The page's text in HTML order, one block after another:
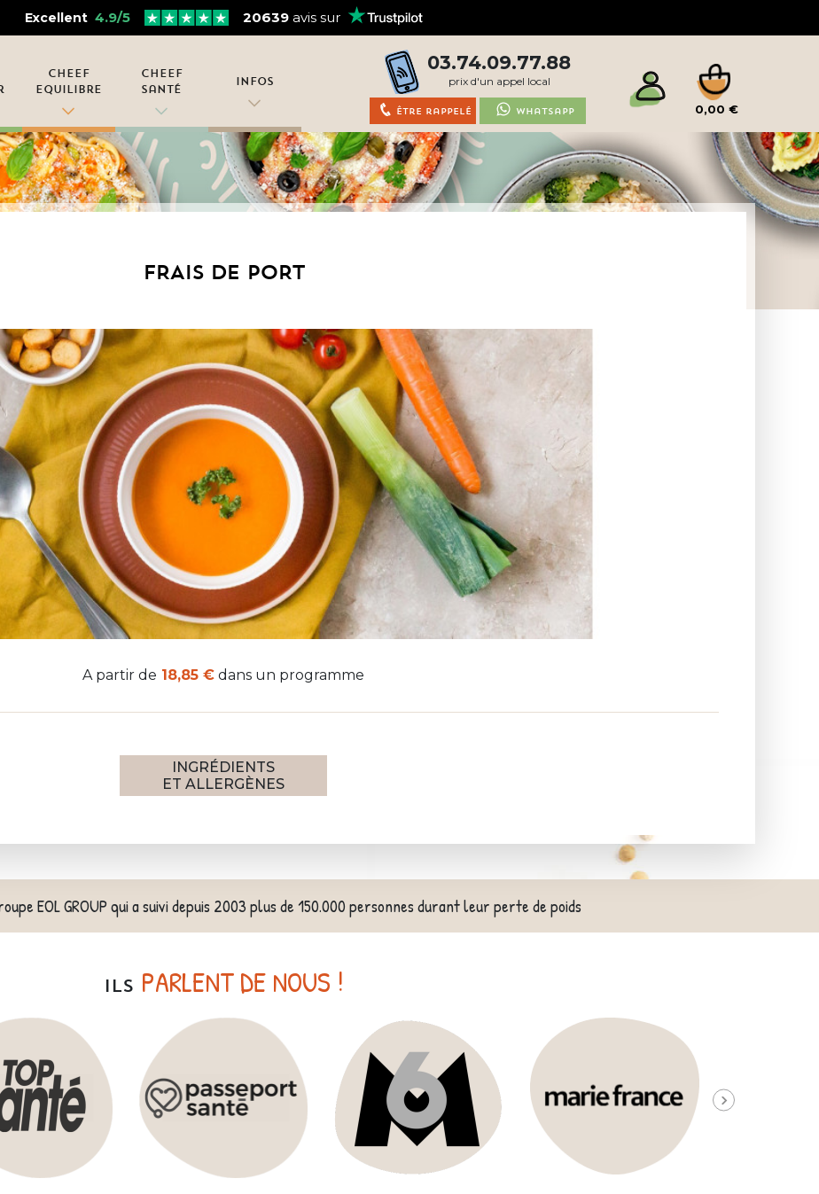
Excellent 4.9/5 20639 avis sur
Cheef
Equilibre
Cheef
Santé
Infos
03.74.09.77.88
prix d'un appel local
Être rappelé Whatsapp 0,00 €
FRAIS DE PORT
A partir de 18,85 € dans un programme
INGRÉDIENTS
ET ALLERGÈNES
EOL GROUP qui a suivi depuis 2003 plus de 150.000 personnes durant leur perte de poids
ILS PARLENT DE NOUS !